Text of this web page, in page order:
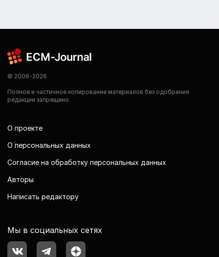
© 2006-2026
Полное и частичное копирование материалов без одобрения
редакции запрещено.
О проекте
О персональных данных
Согласие на обработку персональных данных
Авторы
Написать редактору
Мы в социальных сетях